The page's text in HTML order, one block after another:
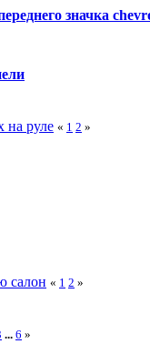
значка
на руле « 1 2 »
салон « 1 2 »
... 6 »